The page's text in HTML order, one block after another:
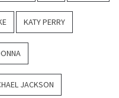
KATY PERRY
JACKSON